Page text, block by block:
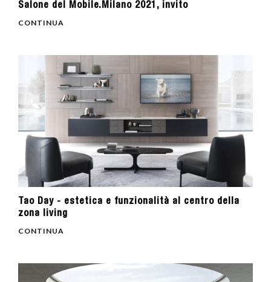
Salone del Mobile.Milano 2021, invito
CONTINUA
Tao Day - estetica e funzionalità al centro della
zona living
CONTINUA